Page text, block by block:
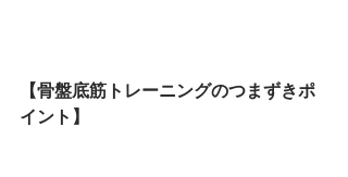
【骨盤底筋トレーニングのつまずきポ
イント】